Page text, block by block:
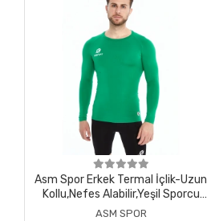
Asm Spor Erkek Termal İçlik-Uzun
Kollu,Nefes Alabilir,Yeşil Sporcu
Üstü
ASM SPOR